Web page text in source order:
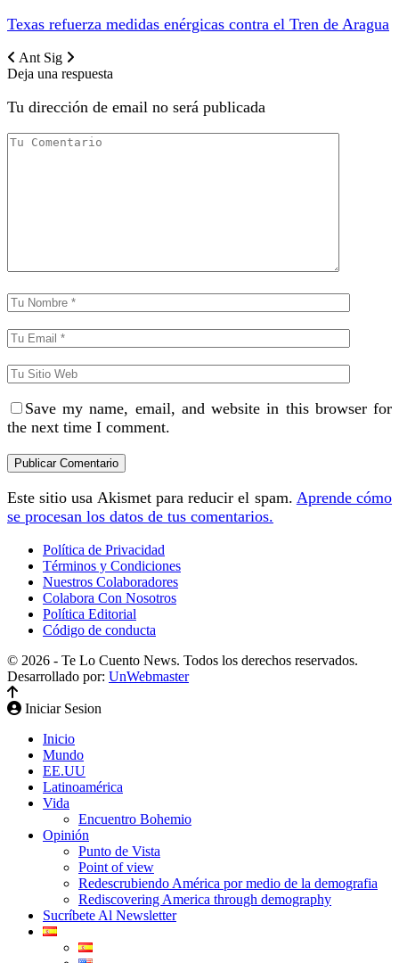
Texas refuerza medidas enérgicas contra el Tren de Aragua
Ant Sig
Deja una respuesta
Tu dirección de email no será publicada
Save my name, email, and website in this browser for
the next time I comment.
Este sitio usa Akismet para reducir el spam. Aprende cómo
se procesan los datos de tus comentarios.
Política de Privacidad
Términos y Condiciones
Nuestros Colaboradores
Colabora Con Nosotros
Política Editorial
Código de conducta
© 2026 - Te Lo Cuento News. Todos los derechos reservados.
Desarrollado por: UnWebmaster
Iniciar Sesion
Inicio
Mundo
EE.UU
Latinoamérica
Vida
Encuentro Bohemio
Opinión
Punto de Vista
Point of view
Redescrubiendo América por medio de la demografia
Rediscovering America through demography
Sucríbete Al Newsletter